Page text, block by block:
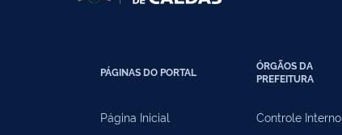
PÁGINAS DO PORTAL
Página Inicial
ÓRGÃOS DA
PREFEITURA
Controle Interno